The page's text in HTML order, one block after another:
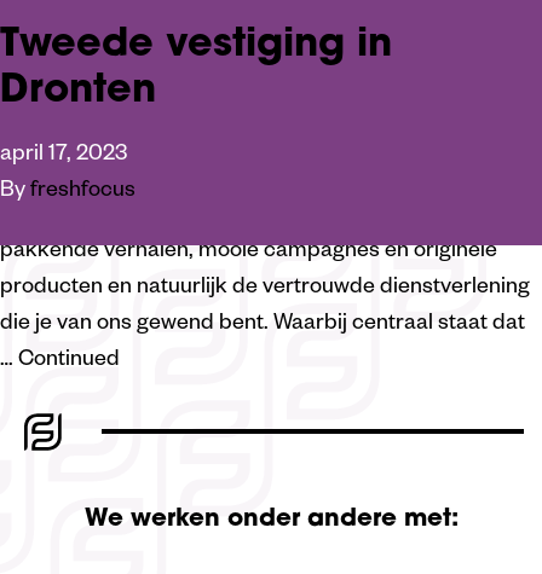
HOME COMMUNICATIEADVIES
Tweede vestiging in
Dronten
april 17, 2023
By freshfocus
Sinds half april werken wij ook vanuit Dronten. We
hebben een fonkelnieuw kantoor aan De Dommel 44
waar we je graag ontvangen. Naast onze vestiging in
pakkende verhalen, mooie campagnes en originele
producten en natuurlijk de vertrouwde dienstverlening
die je van ons gewend bent. Waarbij centraal staat dat
… Continued
We werken onder andere met: